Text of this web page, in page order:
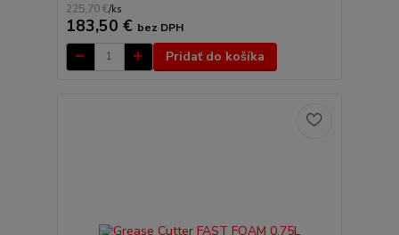
225,70 €/ks
183,50 € bez DPH
Pridať do košíka